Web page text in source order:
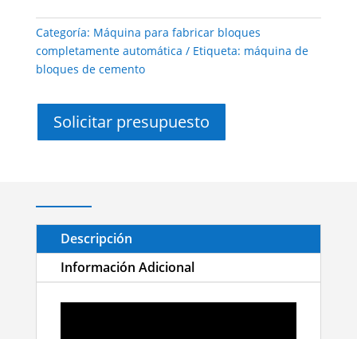
Categoría: Máquina para fabricar bloques
completamente automática
Etiqueta: máquina de
bloques de cemento
Solicitar presupuesto
Descripción
Información Adicional